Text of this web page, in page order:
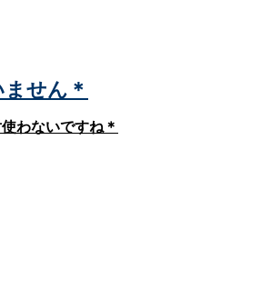
せん＊
わないですね＊